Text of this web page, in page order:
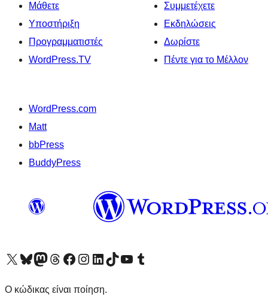
Μάθετε
Υποστήριξη
Προγραμματιστές
WordPress.TV
Συμμετέχετε
Εκδηλώσεις
Δωρίστε
Πέντε για το Μέλλον
WordPress.com
Matt
bbPress
BuddyPress
Visit our X (formerly Twitter) account
Visit our Bluesky account
Επισκεφθείτε τον λογαριασμό μας στο Mastodon
Visit our Threads account
Επισκεφτείτε τη σελίδα μας στο Facebook
Επισκεφθείτε τον λογαριασμό μας Instagram
Επισκεφθείτε τον λογαριασμό μας LinkedIn
Visit our TikTok account
Visit our YouTube channel
Visit our Tumblr account
Ο κώδικας είναι ποίηση.